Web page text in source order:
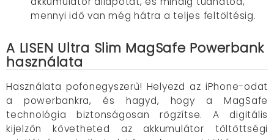
mennyi idő van még hátra a teljes feltöltésig.
A LISEN Ultra Slim MagSafe Powerbank
használata
Használata pofonegyszerű! Helyezd az iPhone-odat
a powerbankra, és hagyd, hogy a MagSafe
technológia biztonságosan rögzítse. A digitális
kijelzőn követheted az akkumulátor töltöttségi